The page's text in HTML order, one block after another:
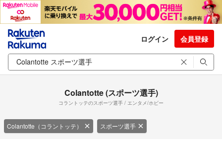
ログイン 会員登録
Colantotte (スポーツ選手)
コラントッテのスポーツ選手 / エンタメ/ホビー
Colantotte（コラントッテ） スポーツ選手